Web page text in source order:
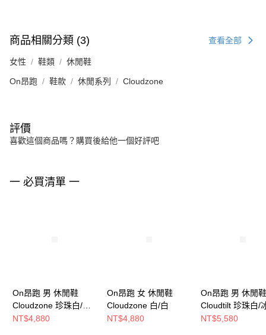
商品相關分類 (3) 查看全部
女性 鞋類 休閒鞋
On昂跑 鞋款 休閒系列 Cloudzone
評價
喜歡這個商品嗎？購買後給他一個好評吧
一 必買清單 一
On昂跑 男 休閒鞋
Cloudzone 珍珠白/松
露白
NT$4,880
On昂跑 女 休閒鞋
Cloudzone 白/白
NT$4,880
On昂跑 男 休閒鞋
Cloudtilt 珍珠白/
白
NT$5,580